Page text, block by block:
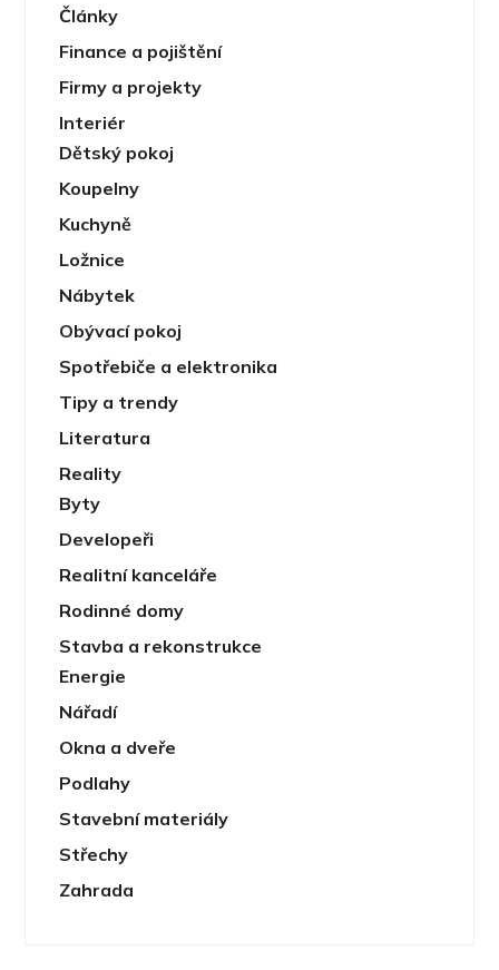
Články
Finance a pojištění
Firmy a projekty
Interiér
Dětský pokoj
Koupelny
Kuchyně
Ložnice
Nábytek
Obývací pokoj
Spotřebiče a elektronika
Tipy a trendy
Literatura
Reality
Byty
Developeři
Realitní kanceláře
Rodinné domy
Stavba a rekonstrukce
Energie
Nářadí
Okna a dveře
Podlahy
Stavební materiály
Střechy
Zahrada